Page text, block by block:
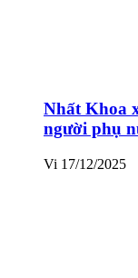
Nhất Khoa
người phụ
Vi 17/12/2025